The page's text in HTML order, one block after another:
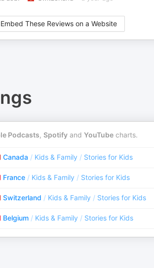
Embed These Reviews on a Website
Podcasts, Spotify and YouTube charts.
Canada / Kids & Family / Stories for Kids
France / Kids & Family / Stories for Kids
Switzerland / Kids & Family / Stories for Kids
Belgium / Kids & Family / Stories for Kids